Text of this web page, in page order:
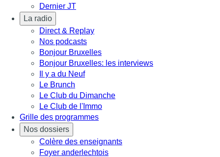
Dernier JT
La radio
Direct & Replay
Nos podcasts
Bonjour Bruxelles
Bonjour Bruxelles: les interviews
Il y a du Neuf
Le Brunch
Le Club du Dimanche
Le Club de l'Immo
Grille des programmes
Nos dossiers
Colère des enseignants
Foyer anderlechtois